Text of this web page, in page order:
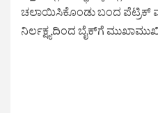
ಚಲಾಯಿಸಿಕೊಂಡು ಬಂದ ಪೆಟ್ರಿಕ್
ನಿರ್ಲಕ್ಷ್ಯದಿಂದ ಬೈಕ್‌ಗೆ ಮುಖಾಮುಖಿ